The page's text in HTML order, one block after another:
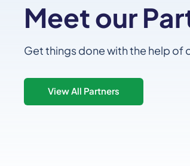
Meet our
Get things done with the help
View All Partners